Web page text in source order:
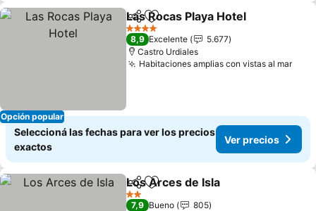
Opción popular
CompartirAñadir a favoritos
Las Rocas Playa Hotel
4 Estrellas
8,9 Excelente
5.677
Castro Urdiales
Habitaciones amplias con vistas al marVer
Seleccioná las fechas para ver los precios
exactos
Ver precios
CompartirAñadir a favoritos
Los Arces de Isla
2 Estrellas
7,9 Bueno
805